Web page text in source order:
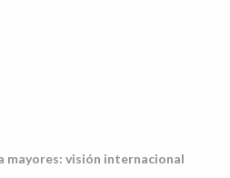
mayores: visión internacional